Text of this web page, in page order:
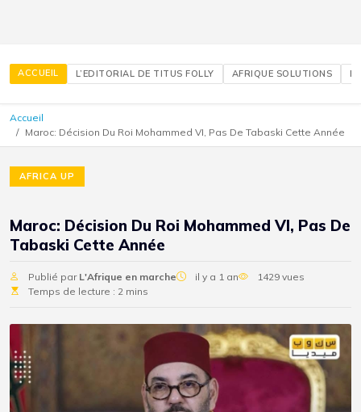
ACCUEIL L’EDITORIAL DE TITUS FOLLY AFRIQUE SOLUTIONS
Accueil
Maroc: Décision Du Roi Mohammed VI, Pas De Tabaski Cette Année
AFRICA UP
Maroc: Décision Du Roi Mohammed VI, Pas De
Tabaski Cette Année
Publié par L'Afrique en marche il y a 1 an
1429 vues
Temps de lecture : 2 mins